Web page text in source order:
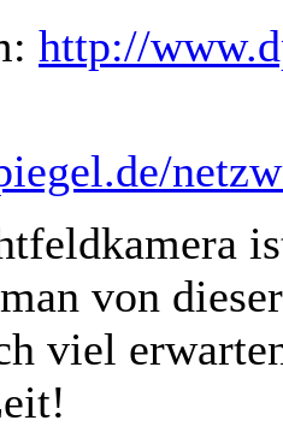
http://
von
viel